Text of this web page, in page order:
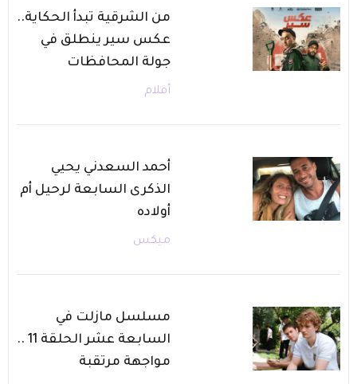
من الشرقية تبدأ الحكاية..
عكس سير ينطلق في
جولة المحافظات
أفلام
أحمد السعدني يحيي
الذكرى السابعة لرحيل أم
أولاده
ميكس
مسلسل مازلت في
السابعة عشر الحلقة 11 ..
مواجهة مرتقبة